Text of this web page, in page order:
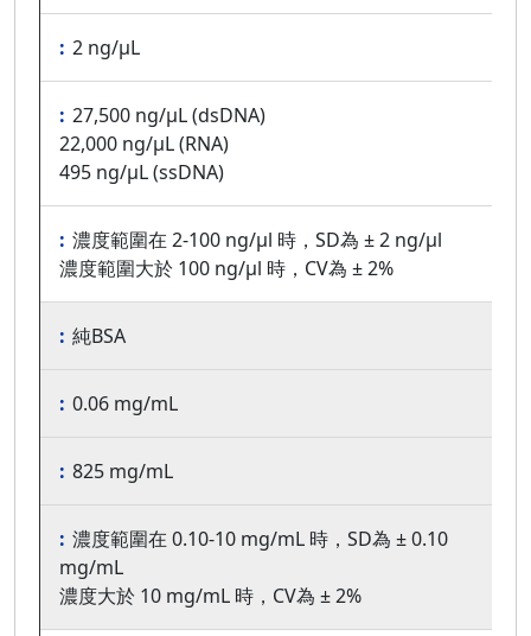
2 ng/μL
27,500 ng/μL (dsDNA)
22,000 ng/μL (RNA)
495 ng/μL (ssDNA)
濃度範圍在 2-100 ng/μl 時，SD為 ± 2 ng/μl
濃度範圍大於 100 ng/μl 時，CV為 ± 2%
純BSA
0.06 mg/mL
825 mg/mL
濃度範圍在 0.10-10 mg/mL 時，SD為 ± 0.10
mg/mL
濃度大於 10 mg/mL 時，CV為 ± 2%